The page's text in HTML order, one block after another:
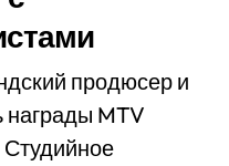
продюсер и
MTV